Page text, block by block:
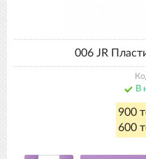
006 JR
В
900
600